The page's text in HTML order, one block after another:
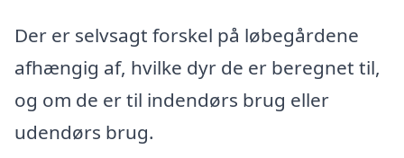
Der er selvsagt forskel på løbegårdene
afhængig af, hvilke dyr de er beregnet til,
og om de er til indendørs brug eller
udendørs brug.